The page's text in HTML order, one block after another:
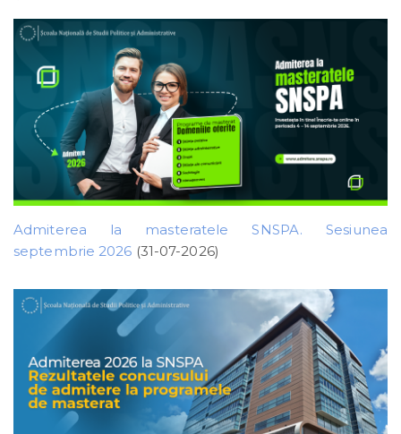
Admiterea la masteratele SNSPA. Sesiunea
septembrie 2026 (31-07-2026)